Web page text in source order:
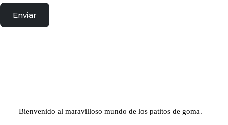
Enviar
Bienvenido al maravilloso mundo de los patitos de goma.